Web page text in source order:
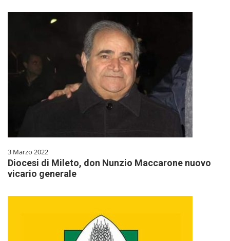
3 Marzo 2022
Diocesi di Mileto, don Nunzio Maccarone nuovo
vicario generale